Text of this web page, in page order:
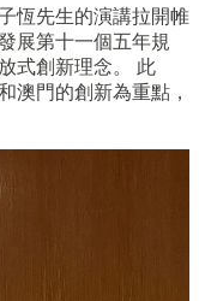
恆先生的演講拉開帷
展第十一個五年規
式創新理念。 此
澳門的創新為重點，